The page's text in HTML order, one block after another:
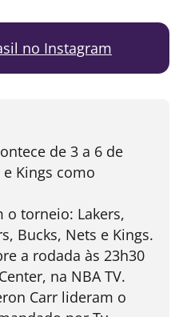
no Instagram
de 3 a 6 de
Kings como
o torneio: Lakers,
Bucks, Nets e Kings.
a rodada às 23h30
na NBA TV.
Carr lideram o